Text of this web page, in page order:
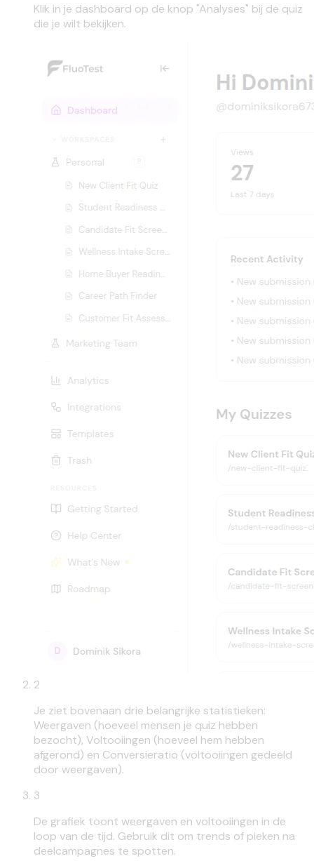
Klik in je dashboard op de knop "Analyses" bij de quiz
die je wilt bekijken.
2
Je ziet bovenaan drie belangrijke statistieken:
Weergaven (hoeveel mensen je quiz hebben
bezocht), Voltooiingen (hoeveel hem hebben
afgerond) en Conversieratio (voltooiingen gedeeld
door weergaven).
3
De grafiek toont weergaven en voltooiingen in de
loop van de tijd. Gebruik dit om trends of pieken na
deelcampagnes te spotten.